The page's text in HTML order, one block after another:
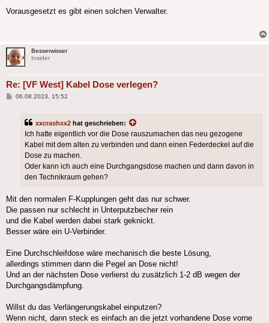
Vorausgesetzt es gibt einen solchen Verwalter.
Besserwisser
Insider
Re: [VF West] Kabel Dose verlegen?
Beitrag
06.08.2023, 15:52
xxcrashxx2 hat geschrieben:
Ich hatte eigentlich vor die Dose rauszumachen das neu gezogene
Kabel mit dem alten zu verbinden und dann einen Federdeckel auf die
Dose zu machen.
Oder kann ich auch eine Durchgangsdose machen und dann davon in
den Technikraum gehen?
Mit den normalen F-Kupplungen geht das nur schwer.
Die passen nur schlecht in Unterputzbecher rein
und die Kabel werden dabei stark geknickt.
Besser wäre ein U-Verbinder.
Eine Durchschleifdose wäre mechanisch die beste Lösung,
allerdings stimmen dann die Pegel an Dose nicht!
Und an der nächsten Dose verlierst du zusätzlich 1-2 dB wegen der
Durchgangsdämpfung.
Willst du das Verlängerungskabel einputzen?
Wenn nicht, dann steck es einfach an die jetzt vorhandene Dose vorne